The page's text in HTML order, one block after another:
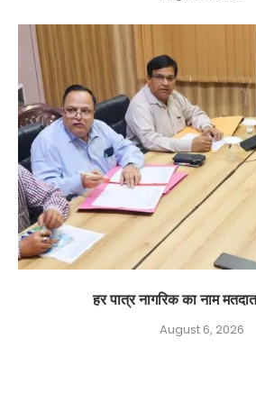
हर पात्र नागरिक का नाम
August 6, 2026